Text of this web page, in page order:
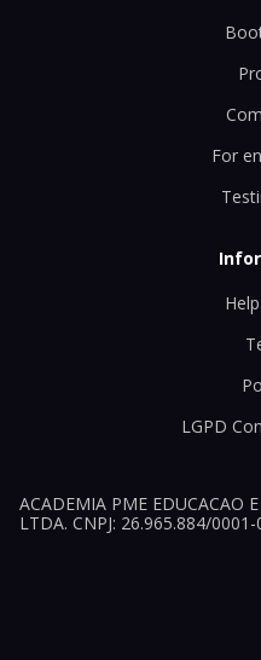
For
LGPD
ACADEMIA PME EDUCACAO
LTDA. CNPJ: 26.965.884/0001-